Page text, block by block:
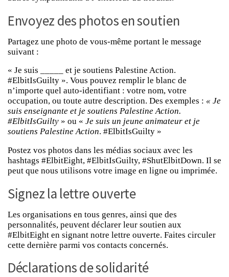
Envoyez des photos en soutien
Partagez une photo de vous-même portant le message
suivant :
« Je suis _____ et je soutiens Palestine Action.
#ElbitIsGuilty ». Vous pouvez remplir le blanc de
n’importe quel auto-identifiant : votre nom, votre
occupation, ou toute autre description. Des exemples : « Je
suis enseignante et je soutiens Palestine Action.
#ElbitIsGuilty » ou « Je suis un jeune animateur et je
soutiens Palestine Action. #ElbitIsGuilty »
Postez vos photos dans les médias sociaux avec les
hashtags #ElbitEight, #ElbitIsGuilty, #ShutElbitDown. Il se
peut que nous utilisons votre image en ligne ou imprimée.
Signez la lettre ouverte
Les organisations en tous genres, ainsi que des
personnalités, peuvent déclarer leur soutien aux
#ElbitEight en signant notre lettre ouverte. Faites circuler
cette dernière parmi vos contacts concernés.
Déclarations de solidarité